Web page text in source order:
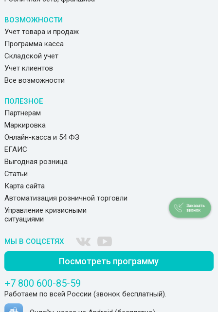
ВОЗМОЖНОСТИ
Учет товара и продаж
Программа касса
Складской учет
Учет клиентов
Все возможности
ПОЛЕЗНОЕ
Партнерам
Маркировка
Онлайн-касса и 54 ФЗ
ЕГАИС
Выгодная розница
Статьи
Карта сайта
Автоматизация розничной торговли
Управление кризисными
ситуациями
МЫ В СОЦСЕТЯХ
Посмотреть программу
+7 800 600-85-59
Работаем по всей России (звонок бесплатный).